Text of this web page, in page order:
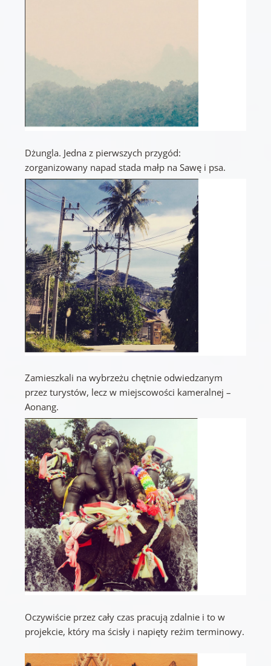
Dżungla. Jedna z pierwszych przygód:
zorganizowany napad stada małp na Sawę i psa.
Zamieszkali na wybrzeżu chętnie odwiedzanym
przez turystów, lecz w miejscowości kameralnej –
Aonang.
Oczywiście przez cały czas pracują zdalnie i to w
projekcie, który ma ścisły i napięty reżim terminowy.